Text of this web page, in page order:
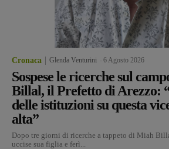
Cronaca Glenda Venturini 6 Agosto 2026
Sospese le ricerche sul
Billal, il Prefetto di Arezzo:
delle istituzioni su questa
alta”
Dopo tre giorni di ricerche a tappeto di Miah
uccise sua figlia e ferì...